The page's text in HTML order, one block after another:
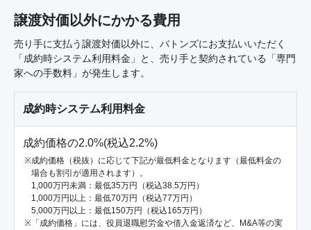
譲渡対価以外にかかる費用
売り手に支払う譲渡対価以外に、バトンズにお支払いいただく
「成約時システム利用料金」と、売り手と契約されている「専門
家への手数料」が発生します。
成約時システム利用料金
成約価格の2.0%(税込2.2%)
成約価格（税抜）に応じて下記が最低料金となります（最低料金の
場合も割引が適用されます）。
1,000万円未満：最低35万円（税込38.5万円）
1,000万円以上：最低70万円（税込77万円）
5,000万円以上：最低150万円（税込165万円）
「成約価格」には、役員退職慰労金や借入金返済など、M&A等の実